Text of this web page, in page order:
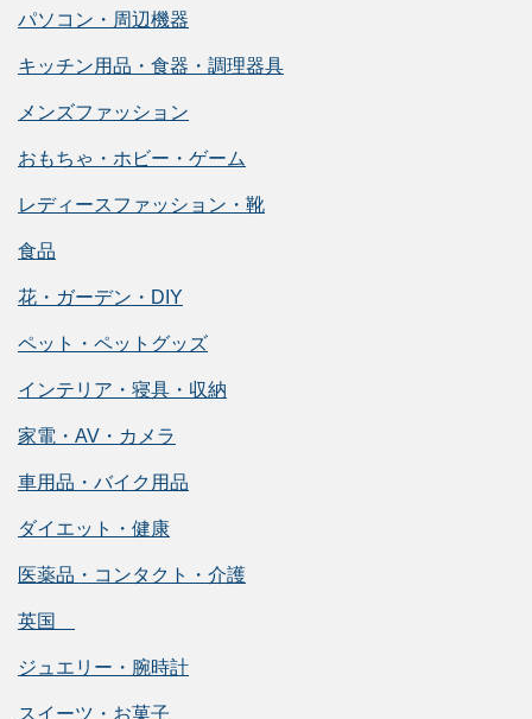
パソコン・周辺機器
キッチン用品・食器・調理器具
メンズファッション
おもちゃ・ホビー・ゲーム
レディースファッション・靴
食品
花・ガーデン・DIY
ペット・ペットグッズ
インテリア・寝具・収納
家電・AV・カメラ
車用品・バイク用品
ダイエット・健康
医薬品・コンタクト・介護
英国
ジュエリー・腕時計
スイーツ・お菓子